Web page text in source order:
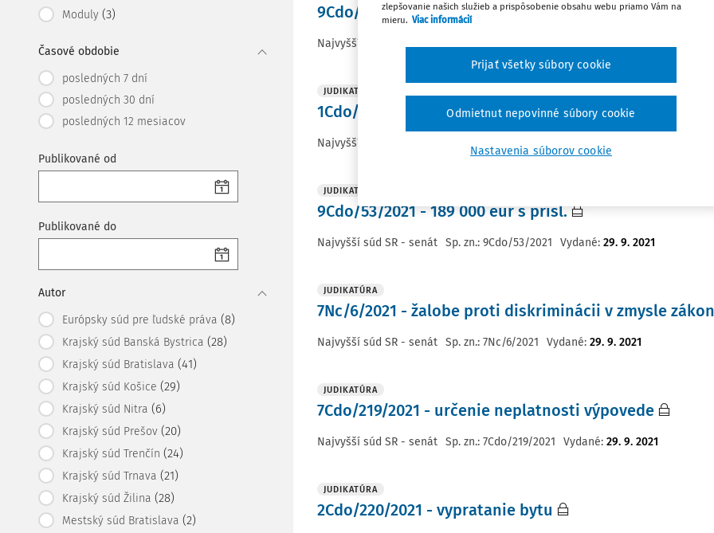
Moduly (3)
Časové obdobie
posledných 7 dní
posledných 30 dní
posledných 12 mesiacov
Publikované od
Publikované do
Autor
Európsky súd pre ľudské práva (8)
Krajský súd Banská Bystrica (28)
Krajský súd Bratislava (41)
Krajský súd Košice (29)
Krajský súd Nitra (6)
Krajský súd Prešov (20)
Krajský súd Trenčín (24)
Krajský súd Trnava (21)
Krajský súd Žilina (28)
Mestský súd Bratislava (2)
9Cdo/222/2021 - náhradu škody
Najvyšší súd SR - senát
JUDIKATÚRA
1Cdo/66/2021 - priznanie nemajetkovej ujmy
Najvyšší súd SR - senát 1Cdo/66/2021 : 29. 9. 2021
JUDIKATÚRA
9Cdo/53/2021 - 189 000 eur s prísl.
Najvyšší súd SR - senát Sp. zn.: 9Cdo/53/2021 Vydané: 29. 9. 2021
JUDIKATÚRA
7Nc/6/2021 - žalobe proti diskriminácii v zmysle
Najvyšší súd SR - senát Sp. zn.: 7Nc/6/2021 Vydané: 29. 9. 2021
JUDIKATÚRA
7Cdo/219/2021 - určenie neplatnosti výpovede
Najvyšší súd SR - senát Sp. zn.: 7Cdo/219/2021 Vydané: 29. 9. 2021
JUDIKATÚRA
2Cdo/220/2021 - vypratanie bytu
zlepšovanie našich služieb a prispôsobenie obsahu webu priamo Vám na
mieru. Viac informácií
Nastavenia súborov cookie
Odmietnut nepovinné súbory cookie
Prijať všetky súbory cookie